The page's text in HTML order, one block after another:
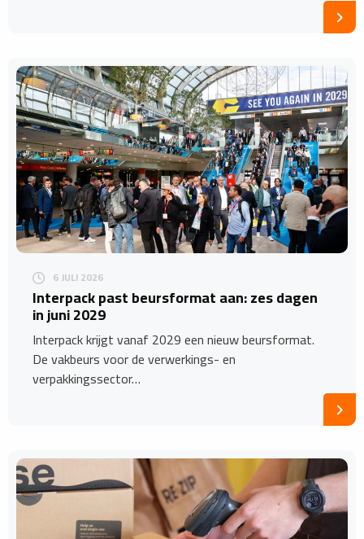
6 JULI 2026
Interpack past beursformat aan: zes dagen
in juni 2029
Interpack krijgt vanaf 2029 een nieuw beursformat.
De vakbeurs voor de verwerkings- en
verpakkingssector…